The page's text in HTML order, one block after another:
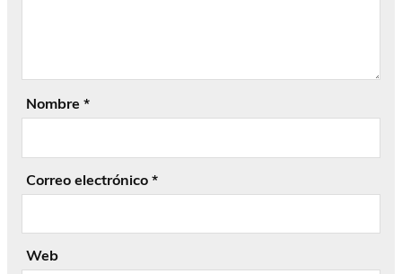
Nombre *
Correo electrónico *
Web